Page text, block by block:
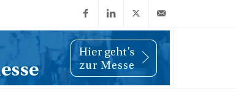
FacebookLinkedIn
X
(Twitter)
info@wiwi-